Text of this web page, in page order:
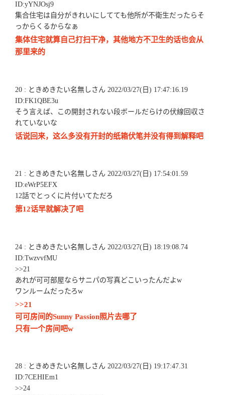
ID:yYNJOsj9
集合住宅は自分がきれいにしてても他所が不衛生だったらそ
っからくるからなぁ
集体住宅就算自己打扫干净，其他地方不卫生的话也会从
那里来的
20 : ときめきたい名無しさん 2022/03/27(日) 17:47:16.19
ID:FK1QBE3u
そう言えば、この開封されない段ボールだらけの伏線回収さ
れていないな
话说回来，这么多没有开封的纸箱伏笔并没有得到解释吧
21 : ときめきたい名無しさん 2022/03/27(日) 17:54:01.59
ID:eWrP5EFX
12話でとっくに片付いてただろ
第12话早就解决了吧
24 : ときめきたい名無しさん 2022/03/27(日) 18:19:08.74
ID:TwzvvfMU
>>21
あれが可可部屋ならサニパの写真どこいったんだよw
ワンルームだったろw
>>21
可可房间的Sunny Passion照片去哪了
只有一个房间吧w
28 : ときめきたい名無しさん 2022/03/27(日) 19:17:47.31
ID:7CEHIEm1
>>24